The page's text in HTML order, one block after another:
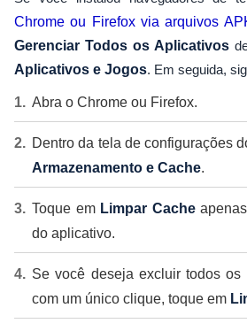
Chrome ou Firefox via arquivos
Gerenciar Todos os Aplicativos
Aplicativos e Jogos. Em seguida,
Abra o Chrome ou Firefox.
Dentro da tela de configurações
Armazenamento e Cache.
Toque em Limpar Cache
do aplicativo.
Se você deseja excluir todos os
com um único clique, toque em